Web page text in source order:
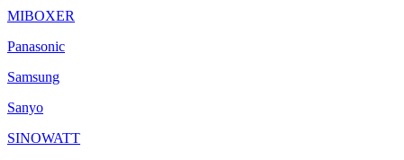
MIBOXER
Panasonic
Samsung
Sanyo
SINOWATT